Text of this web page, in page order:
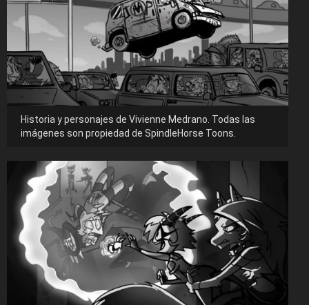
Historia y personajes de Vivienne Medrano. Todas las
imágenes son propiedad de SpindleHorse Toons.